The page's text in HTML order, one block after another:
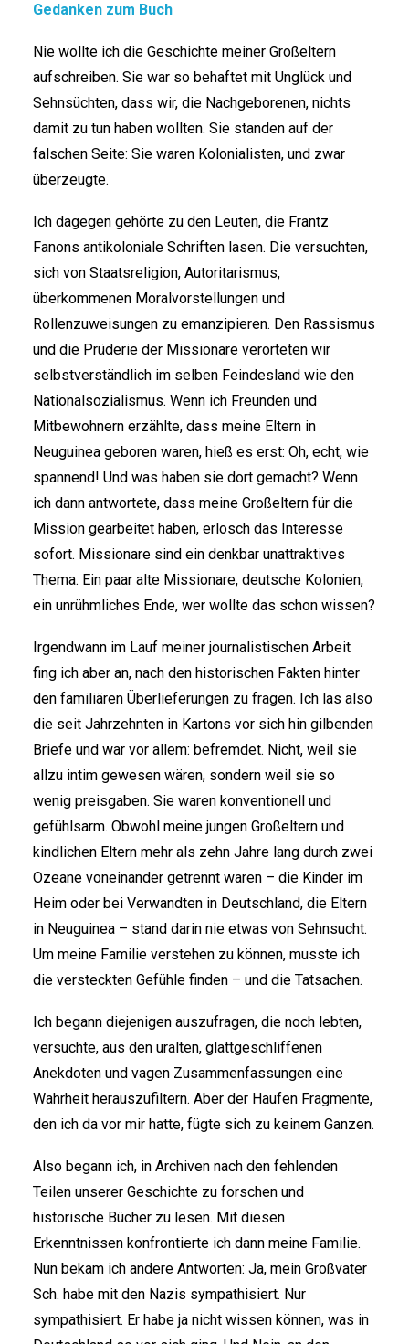
Gedanken zum Buch
Nie wollte ich die Geschichte meiner Großeltern
aufschreiben. Sie war so behaftet mit Unglück und
Sehnsüchten, dass wir, die Nachgeborenen, nichts
damit zu tun haben wollten. Sie standen auf der
falschen Seite: Sie waren Kolonialisten, und zwar
überzeugte.
Ich dagegen gehörte zu den Leuten, die Frantz
Fanons antikoloniale Schriften lasen. Die versuchten,
sich von Staatsreligion, Autoritarismus,
überkommenen Moralvorstellungen und
Rollenzuweisungen zu emanzipieren. Den Rassismus
und die Prüderie der Missionare verorteten wir
selbstverständlich im selben Feindesland wie den
Nationalsozialismus. Wenn ich Freunden und
Mitbewohnern erzählte, dass meine Eltern in
Neuguinea geboren waren, hieß es erst: Oh, echt, wie
spannend! Und was haben sie dort gemacht? Wenn
ich dann antwortete, dass meine Großeltern für die
Mission gearbeitet haben, erlosch das Interesse
sofort. Missionare sind ein denkbar unattraktives
Thema. Ein paar alte Missionare, deutsche Kolonien,
ein unrühmliches Ende, wer wollte das schon wissen?
Irgendwann im Lauf meiner journalistischen Arbeit
fing ich aber an, nach den historischen Fakten hinter
den familiären Überlieferungen zu fragen. Ich las also
die seit Jahrzehnten in Kartons vor sich hin gilbenden
Briefe und war vor allem: befremdet. Nicht, weil sie
allzu intim gewesen wären, sondern weil sie so
wenig preisgaben. Sie waren konventionell und
gefühlsarm. Obwohl meine jungen Großeltern und
kindlichen Eltern mehr als zehn Jahre lang durch zwei
Ozeane voneinander getrennt waren – die Kinder im
Heim oder bei Verwandten in Deutschland, die Eltern
in Neuguinea – stand darin nie etwas von Sehnsucht.
Um meine Familie verstehen zu können, musste ich
die versteckten Gefühle finden – und die Tatsachen.
Ich begann diejenigen auszufragen, die noch lebten,
versuchte, aus den uralten, glattgeschliffenen
Anekdoten und vagen Zusammenfassungen eine
Wahrheit herauszufiltern. Aber der Haufen Fragmente,
den ich da vor mir hatte, fügte sich zu keinem Ganzen.
Also begann ich, in Archiven nach den fehlenden
Teilen unserer Geschichte zu forschen und
historische Bücher zu lesen. Mit diesen
Erkenntnissen konfrontierte ich dann meine Familie.
Nun bekam ich andere Antworten: Ja, mein Großvater
Sch. habe mit den Nazis sympathisiert. Nur
sympathisiert. Er habe ja nicht wissen können, was in